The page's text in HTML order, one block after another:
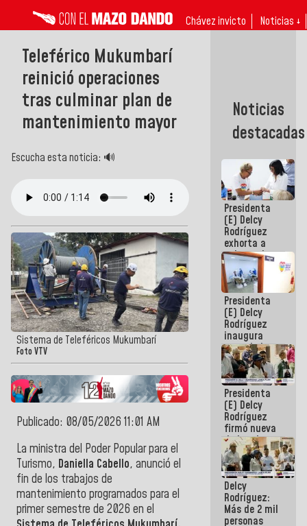
Chávez invicto Noticias ↓
Teleférico Mukumbarí
reinició operaciones
tras culminar plan de
mantenimiento mayor
Escucha esta noticia: 🔊
Sistema de Teleféricos Mukumbarí
Foto VTV
Publicado: 08/05/2026 11:01 AM
La ministra del Poder Popular para el
Turismo, Daniella Cabello, anunció el
fin de los trabajos de
mantenimiento programados para el
primer semestre de 2026 en el
Noticias
destacadas
Presidenta
(E) Delcy
Rodríguez
exhorta a
gobernadores
y alcaldes a
edificar
casas para
abuelos
Presidenta
(E) Delcy
Rodríguez
inaugura
casa de los
Abuelos
Primavera
en Caracas
Presidenta
(E) Delcy
Rodríguez
firmó nueva
de Ley de
Arrendamiento
aprobada
por la AN
Delcy
Rodríguez:
Más de 2 mil
personas